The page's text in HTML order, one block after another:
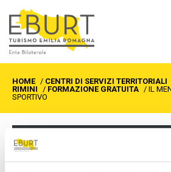
HOME / CENTRI DI SERVIZI TERRITORIALI
RIMINI / FORMAZIONE GRATUITA / IL
SPORTIVO
Formazione gratuita